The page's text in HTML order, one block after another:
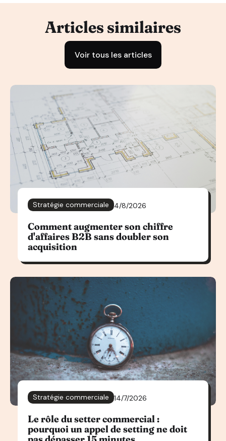
Articles similaires
Voir tous les articles
Stratégie commerciale 4/8/2026
Comment augmenter son chiffre
d'affaires B2B sans doubler son
acquisition
Stratégie commerciale 14/7/2026
Le rôle du setter commercial :
pourquoi un appel de setting ne doit